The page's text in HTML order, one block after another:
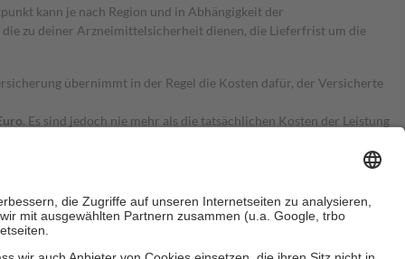
kann je nach Region und in Abhängigkeit der
zu deiner Arzneimittelsicherheit dienen, die Lieferfrist um die
übernimmt in der Regel die Kosten dafür, der Versicherte
Es sind jedoch nie mehr als die tatsächlichen Kosten der Leistung
Zuzahlungen an bei: